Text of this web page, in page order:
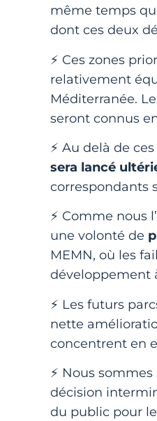
même temps
dont ces deux
⚡ Ces zones
relativement
Méditerranée.
seront connus
⚡ Au delà de
sera lancé
correspondants
⚡ Comme nous
une volonté de
MEMN, où les
développement
⚡ Les futurs
nette
concentrent en
⚡ Nous
décision
du public pour le